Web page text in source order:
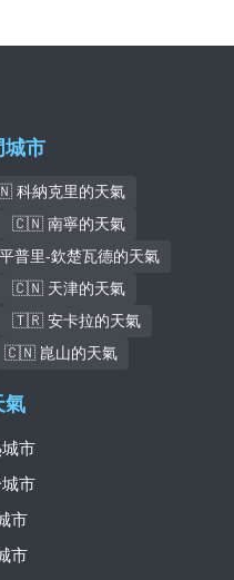
城市
科納克里的天氣
🇨🇳 南寧的天氣
里-欽楚瓦德的天氣
🇨🇳 天津的天氣
🇹🇷 安卡拉的天氣
🇨🇳 崑山的天氣
氣
市
市
市
市